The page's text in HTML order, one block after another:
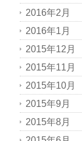
2016年2月
2016年1月
2015年12月
2015年11月
2015年10月
2015年9月
2015年8月